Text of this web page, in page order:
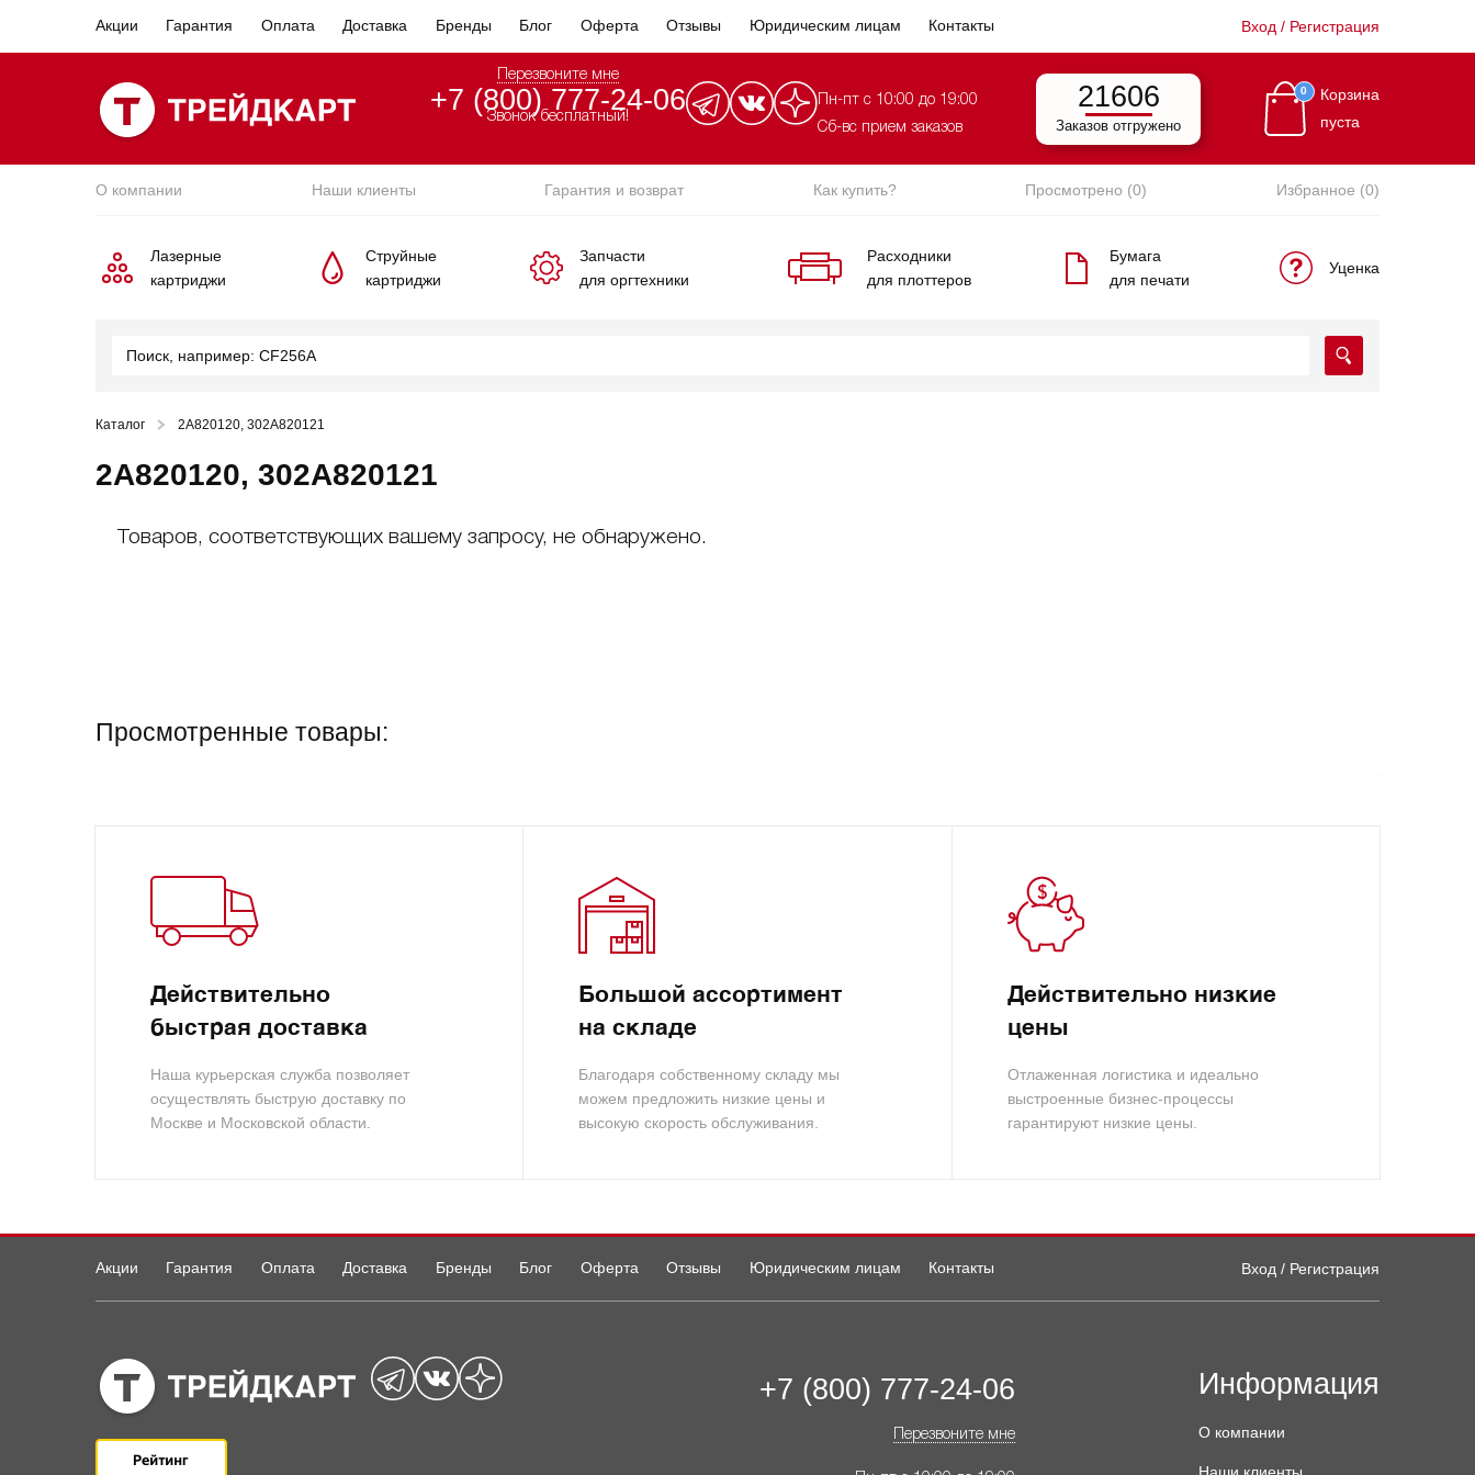
Акции Гарантия Оплата Доставка Бренды Блог Оферта Отзывы Юридическим лицам Контакты Вход / Регистрация
Перезвоните мне
+7 (800) 777-24-06
Звонок бесплатный!
Пн-пт с 10:00 до 19:00
Сб-вс прием заказов
21606
Заказов отгружено
0
Корзина
пуста
О компании Наши клиенты Гарантия и возврат Как купить? Просмотрено (0) Избранное (0)
Лазерные
картриджи
Струйные
картриджи
Запчасти
для оргтехники
Расходники
для плоттеров
Бумага
для печати
Уценка
Каталог 2A820120, 302A820121
2A820120, 302A820121
Товаров, соответствующих вашему запросу, не обнаружено.
Просмотренные товары:
Действительно
быстрая доставка
Наша курьерская служба позволяет
осуществлять быструю доставку по
Москве и Московской области.
Большой ассортимент
на складе
Благодаря собственному складу мы
можем предложить низкие цены и
высокую скорость обслуживания.
Действительно низкие
цены
Отлаженная логистика и идеально
выстроенные бизнес-процессы
гарантируют низкие цены.
Акции Гарантия Оплата Доставка Бренды Блог Оферта Отзывы Юридическим лицам Контакты Вход / Регистрация
+7 (800) 777-24-06
Перезвоните мне
Информация
О компании